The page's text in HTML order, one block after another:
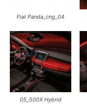
Fiat Panda_cng_04
05_500X Hybrid